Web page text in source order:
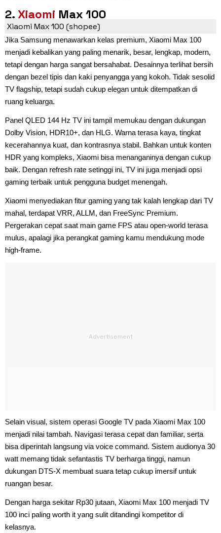
2.Xiaomi Max 100
Xiaomi Max 100 (shopee)
Jika Samsung menawarkan kelas premium, Xiaomi Max 100
menjadi kebalikan yang paling menarik, besar, lengkap, modern,
tetapi dengan harga sangat bersahabat. Desainnya terlihat bersih
dengan bezel tipis dan kaki penyangga yang kokoh. Tidak sesolid
TV flagship, tetapi sudah cukup elegan untuk ditempatkan di
ruang keluarga.
Panel QLED 144 Hz TV ini tampil memukau dengan dukungan
Dolby Vision, HDR10+, dan HLG. Warna terasa kaya, tingkat
kecerahannya kuat, dan kontrasnya stabil. Bahkan untuk konten
HDR yang kompleks, Xiaomi bisa menanganinya dengan cukup
baik. Dengan refresh rate setinggi ini, TV ini juga menjadi opsi
gaming terbaik untuk pengguna budget menengah.
Xiaomi menyediakan fitur gaming yang tak kalah lengkap dari TV
mahal, terdapat VRR, ALLM, dan FreeSync Premium.
Pergerakan cepat saat main game FPS atau open-world terasa
mulus, apalagi jika perangkat gaming kamu mendukung mode
high-frame.
Selain visual, sistem operasi Google TV pada Xiaomi Max 100
menjadi nilai tambah. Navigasi terasa cepat dan familiar, serta
bisa diperintah langsung via voice command. Sistem audionya 30
watt memang tidak sefantastis TV berharga tinggi, namun
dukungan DTS-X membuat suara tetap cukup imersif untuk
ruangan besar.
Dengan harga sekitar Rp30 jutaan, Xiaomi Max 100 menjadi TV
100 inci paling worth it yang sulit ditandingi kompetitor di
kelasnya.